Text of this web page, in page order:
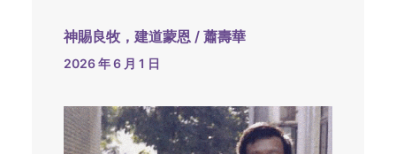
神賜良牧，建道蒙恩 / 蕭壽華
2026 年 6 月 1 日